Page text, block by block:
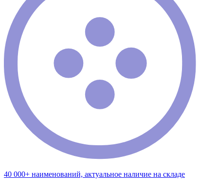
40 000+ наименований, актуальное наличие на складе